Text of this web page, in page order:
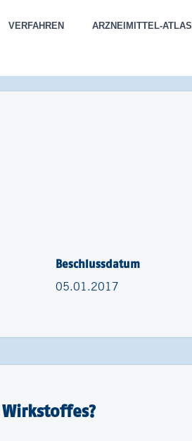
VERFAHREN ARZNEIMITTEL-ATLAS
Beschlussdatum
05.01.2017